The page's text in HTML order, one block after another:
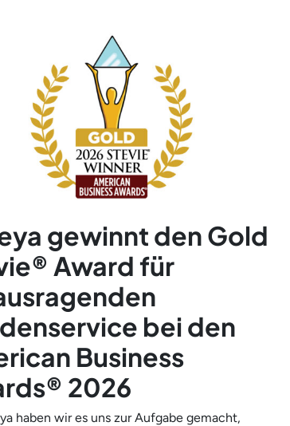
gewinnt den Gold
Award für
bei den
Business
2026
haben wir es uns zur Aufgabe gemacht,